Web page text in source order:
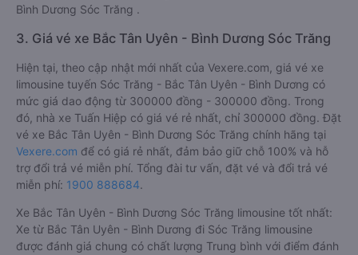
Bình Dương Sóc Trăng .
3. Giá vé xe Bắc Tân Uyên - Bình Dương Sóc Trăng
Hiện tại, theo cập nhật mới nhất của Vexere.com, giá vé xe
limousine tuyến Sóc Trăng - Bắc Tân Uyên - Bình Dương có
mức giá dao động từ 300000 đồng - 300000 đồng. Trong
đó, nhà xe Tuấn Hiệp có giá vé rẻ nhất, chỉ 300000 đồng. Đặt
vé xe Bắc Tân Uyên - Bình Dương Sóc Trăng chính hãng tại
Vexere.com để có giá rẻ nhất, đảm bảo giữ chỗ 100% và hỗ
trợ đổi trả vé miễn phí. Tổng đài tư vấn, đặt vé và đổi trả vé
miễn phí: 1900 888684.
Xe Bắc Tân Uyên - Bình Dương Sóc Trăng limousine tốt nhất:
Xe từ Bắc Tân Uyên - Bình Dương đi Sóc Trăng limousine
được đánh giá chung có chất lượng Trung bình với điểm đánh